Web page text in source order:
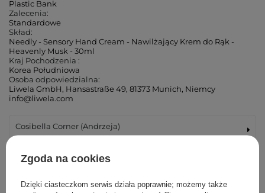
Plastic Bank
Zalecenia:
Standardowe
Skład:
Needly - Sensory Hand Cream - Nawilżający Krem do Rąk -
Heavenly Musk - 30ml
Kraj Pochodzenia :
Korea Południowa
Osoba odpowiedzialna:
Liwela GmbH, Hansastraße 49, 81373 Munich, Niemcy
info@liwela.com
Cosibella Corner (Andrzeja)
Cosibella Corner (Łucka)
Cosibella Corner (Woronicza)
Zgoda na cookies
Dzięki ciasteczkom serwis działa poprawnie; możemy także